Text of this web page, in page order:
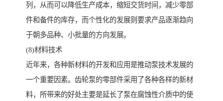
列，从而可以降低生产成本，缩短交货时间，减少零部
件和备件的库存，而个性化的发展则要求产品逐渐趋向
于朝多品种、小批量的方向发展。
(8)材料技术
近年来，各种新材料的开发和应用是推动泵技术发展的
一个重要因素。齿轮泵的零部件采用了各种各样的新材
料，所带来的好处主要是延长了泵在腐蚀性介质中的使